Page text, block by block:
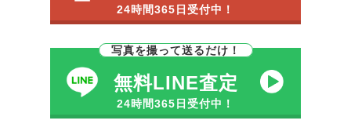
24時間365日受付中！
写真を撮って送るだけ！
無料LINE査定
24時間365日受付中！